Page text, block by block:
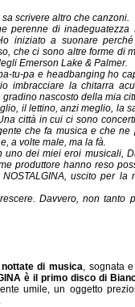
scrivere altro che canzoni.
perenne di inadeguatezza
iniziato a suonare
che ci sono altre forme di
Emerson Lake & Palmer.
tu-pa e headbanging ho
imbracciare la chitarra
nascosto della mia
il lettino, anzi meglio, la
città in cui ci sono
che fa musica e che ne
a volte male, ma la fà.
dei miei eroi musicali,
produttore hanno reso
uscito per la
Davvero, non tanto
nottate di musica, sognata
è il primo disco di
umile, un oggetto